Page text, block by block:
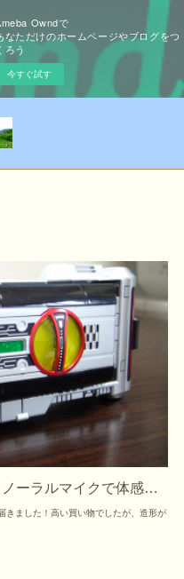
Owndで
なただけのホームページやブログをつ
ろう
今すぐ試す
ーラルマイクで体感…
きました！高い買い物でしたが、造形が